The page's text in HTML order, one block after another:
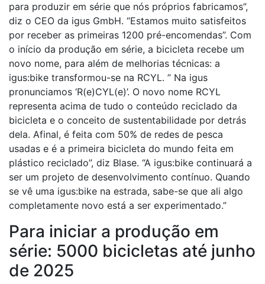
para produzir em série que nós próprios fabricamos”,
diz o CEO da igus GmbH. “Estamos muito satisfeitos
por receber as primeiras 1200 pré-encomendas”. Com
o início da produção em série, a bicicleta recebe um
novo nome, para além de melhorias técnicas: a
igus:bike transformou-se na RCYL. ” Na igus
pronunciamos ‘R(e)CYL(e)’. O novo nome RCYL
representa acima de tudo o conteúdo reciclado da
bicicleta e o conceito de sustentabilidade por detrás
dela. Afinal, é feita com 50% de redes de pesca
usadas e é a primeira bicicleta do mundo feita em
plástico reciclado”, diz Blase. “A igus:bike continuará a
ser um projeto de desenvolvimento contínuo. Quando
se vê uma igus:bike na estrada, sabe-se que ali algo
completamente novo está a ser experimentado.”
Para iniciar a produção em
série: 5000 bicicletas até junho
de 2025